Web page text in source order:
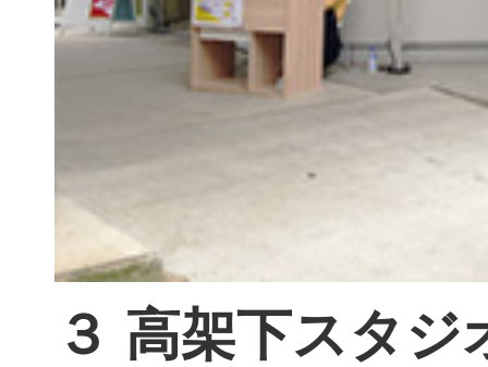
３ 高架下スタ